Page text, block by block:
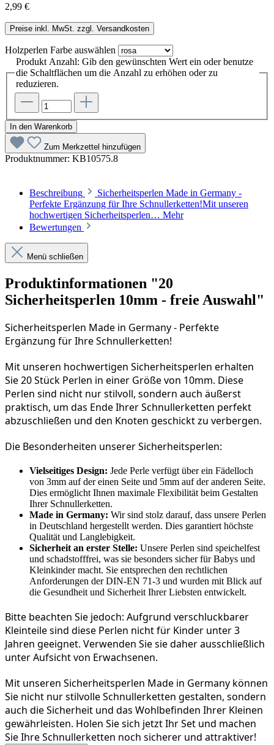
2,99 €
Preise inkl. MwSt. zzgl. Versandkosten
Holzperlen Farbe auswählen
Produkt Anzahl: Gib den gewünschten Wert ein oder benutze
die Schaltflächen um die Anzahl zu erhöhen oder zu
reduzieren.
In den Warenkorb
Zum Merkzettel hinzufügen
Produktnummer: KB10575.8
Beschreibung
Sicherheitsperlen Made in Germany -
Perfekte Ergänzung für Ihre Schnullerketten!Mit unseren
hochwertigen Sicherheitsperlen… Mehr
Bewertungen
Menü schließen
Produktinformationen "20
Sicherheitsperlen 10mm - freie Auswahl"
Sicherheitsperlen Made in Germany - Perfekte
Ergänzung für Ihre Schnullerketten!
Mit unseren hochwertigen Sicherheitsperlen erhalten
Sie 20 Stück Perlen in einer Größe von 10mm. Diese
Perlen sind nicht nur stilvoll, sondern auch äußerst
praktisch, um das Ende Ihrer Schnullerketten perfekt
abzuschließen und den Knoten geschickt zu verbergen.
Die Besonderheiten unserer Sicherheitsperlen:
Vielseitiges Design: Jede Perle verfügt über ein Fädelloch
von 3mm auf der einen Seite und 5mm auf der anderen Seite.
Dies ermöglicht Ihnen maximale Flexibilität beim Gestalten
Ihrer Schnullerketten.
Made in Germany: Wir sind stolz darauf, dass unsere Perlen
in Deutschland hergestellt werden. Dies garantiert höchste
Qualität und Langlebigkeit.
Sicherheit an erster Stelle: Unsere Perlen sind speichelfest
und schadstofffrei, was sie besonders sicher für Babys und
Kleinkinder macht. Sie entsprechen den rechtlichen
Anforderungen der DIN-EN 71-3 und wurden mit Blick auf
die Gesundheit und Sicherheit Ihrer Liebsten entwickelt.
Bitte beachten Sie jedoch: Aufgrund verschluckbarer
Kleinteile sind diese Perlen nicht für Kinder unter 3
Jahren geeignet. Verwenden Sie sie daher ausschließlich
unter Aufsicht von Erwachsenen.
Mit unseren Sicherheitsperlen Made in Germany können
Sie nicht nur stilvolle Schnullerketten gestalten, sondern
auch die Sicherheit und das Wohlbefinden Ihrer Kleinen
gewährleisten. Holen Sie sich jetzt Ihr Set und machen
Sie Ihre Schnullerketten noch sicherer und attraktiver!